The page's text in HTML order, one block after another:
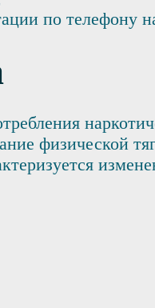
по телефону
физической